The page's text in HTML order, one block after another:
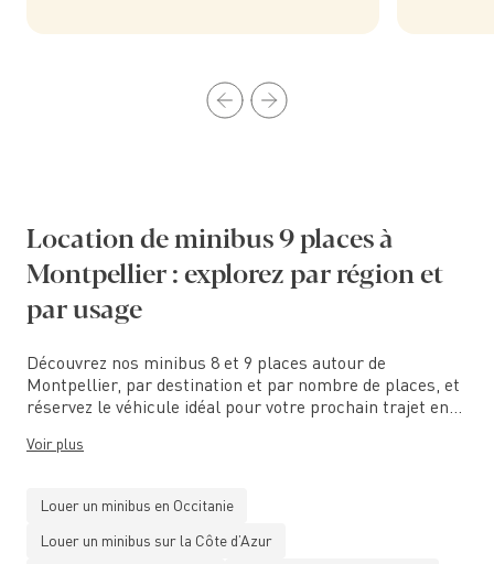
Location de minibus 9 places à
Montpellier : explorez par région et
par usage
Découvrez nos minibus 8 et 9 places autour de
Montpellier, par destination et par nombre de places, et
réservez le véhicule idéal pour votre prochain trajet en
Voir plus
Louer un minibus en Occitanie
Louer un minibus sur la Côte d’Azur